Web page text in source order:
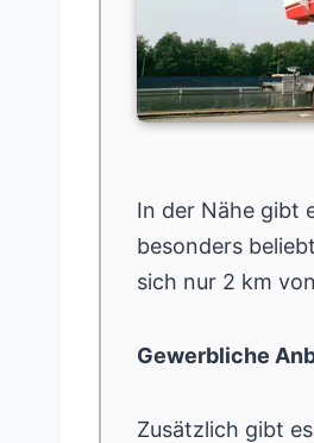
In der Nähe gibt
besonders
sich nur 2 km
Gewerbliche
Zusätzlich gibt